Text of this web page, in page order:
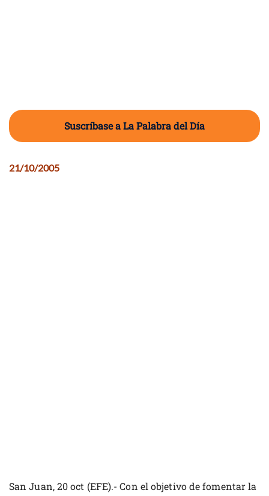
Suscríbase a La Palabra del Día
21/10/2005
San Juan, 20 oct (EFE).- Con el objetivo de fomentar la